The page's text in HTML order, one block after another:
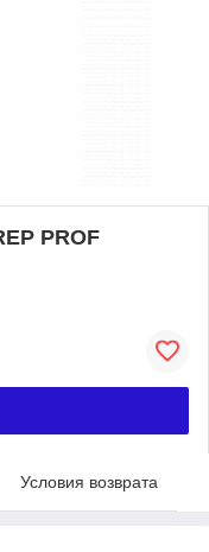
PROF
Условия возврата